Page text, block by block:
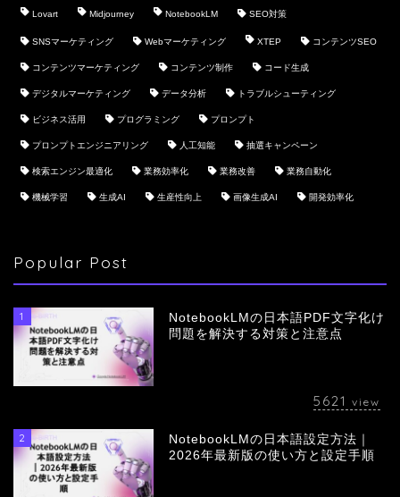
Lovart Midjourney NotebookLM SEO対策
SNSマーケティング Webマーケティング XTEP コンテンツSEO
コンテンツマーケティング コンテンツ制作 コード生成
デジタルマーケティング データ分析 トラブルシューティング
ビジネス活用 プログラミング プロンプト
プロンプトエンジニアリング 人工知能 抽選キャンペーン
検索エンジン最適化 業務効率化 業務改善 業務自動化
機械学習 生成AI 生産性向上 画像生成AI 開発効率化
Popular Post
1
NotebookLMの日本語PDF文字化け
問題を解決する対策と注意点
5621 view
2
NotebookLMの日本語設定方法｜
2026年最新版の使い方と設定手順
会社概要